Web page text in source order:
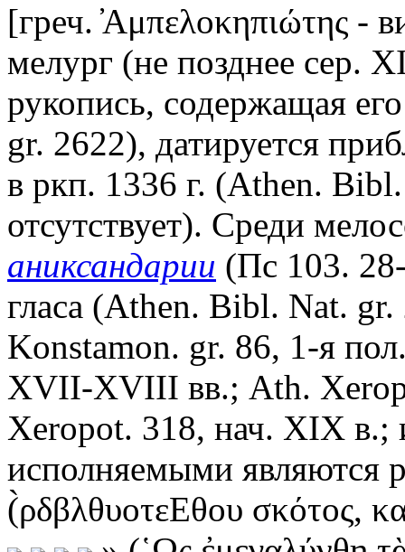
[греч. ̓Αμπελοκηπιώτης -
мелург (не позднее сер.
рукопись, содержащая
gr. 2622), датируется
в ркп. 1336 г. (Athen.
отсутствует). Среди
аниксандарии (Пс 103.
гласа (Athen. Bibl. Nat.
Konstamon. gr. 86, 1-я
XVII-XVIII вв.; Ath.
Xeropot. 318, нач. XIX в.;
исполняемыми являются
(̀ρδβλθυοτεΕθου σκότος,